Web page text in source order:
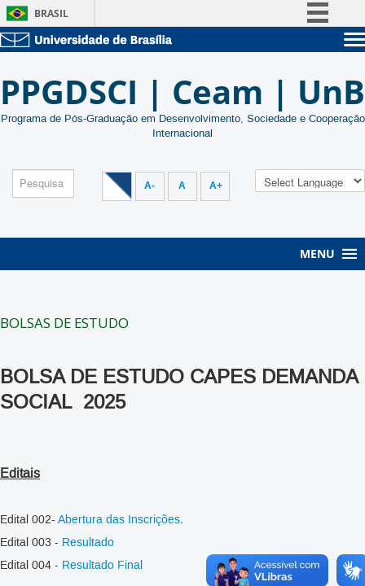
BRASIL
Participe
Acesso à informação
Canais
Unidades acadêmicas
Estude na UnB
Graduação
Pós-Graduação
PPGDSCI | Ceam | UnB
Programa de Pós-Graduação em Desenvolvimento, Sociedade e Cooperação
Internacional
A- A A+
MENU
BOLSAS DE ESTUDO
BOLSA DE ESTUDO CAPES DEMANDA
SOCIAL 2025
Editais
Edital 002- Abertura das Inscrições.
Edital 003 - Resultado
Edital 004 - Resultado Final